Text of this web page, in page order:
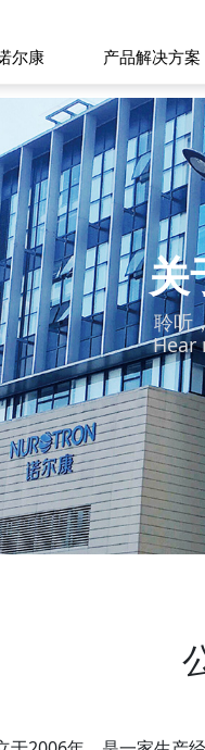
尔康 产品解决方案
关
聆听
Hear